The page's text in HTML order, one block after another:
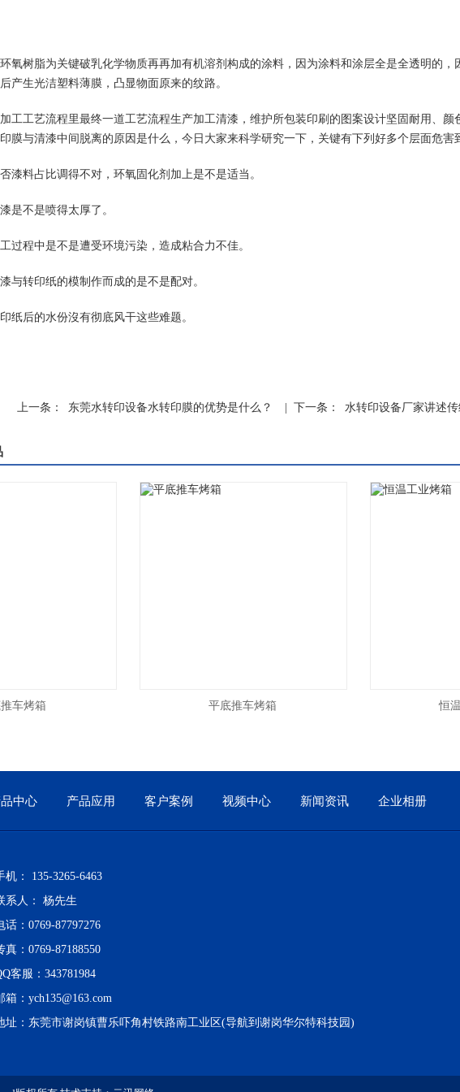
氧树脂为关键破乳化学物质再再加有机溶剂构成的涂料，因为涂料和涂层全是全透明的，
产生光洁塑料薄膜，凸显物面原来的纹路。
工工艺流程里最终一道工艺流程生产加工清漆，维护所包装印刷的图案设计坚固耐用、颜
膜与清漆中间脱离的原因是什么，今日大家来科学研究一下，关键有下列好多个层面危害
漆料占比调得不对，环氧固化剂加上是不是适当。
是不是喷得太厚了。
过程中是不是遭受环境污染，造成粘合力不佳。
与转印纸的模制作而成的是不是配对。
纸后的水份沒有彻底风干这些难题。
上一条： 东莞水转印设备水转印膜的优势是什么？ | 下一条： 水转印设备厂家讲述
烤箱 平底推车烤箱 恒温
中心 产品应用 客户案例 视频中心 新闻资讯 企业相册
机： 135-3265-6463
系人： 杨先生
话：0769-87797276
真：0769-87188550
客服：343781984
箱： ych135@163.com
址：东莞市谢岗镇曹乐吓角村铁路南工业区(导航到谢岗华尔特科技园)